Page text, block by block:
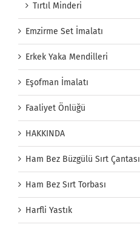
Tırtıl Minderi
Emzirme Set İmalatı
Erkek Yaka Mendilleri
Eşofman İmalatı
Faaliyet Önlüğü
HAKKINDA
Ham Bez Büzgülü Sırt Çantası
Ham Bez Sırt Torbası
Harfli Yastık